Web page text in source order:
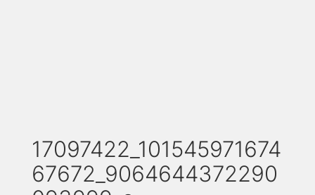
17097422_101545971674
67672_9064644372290